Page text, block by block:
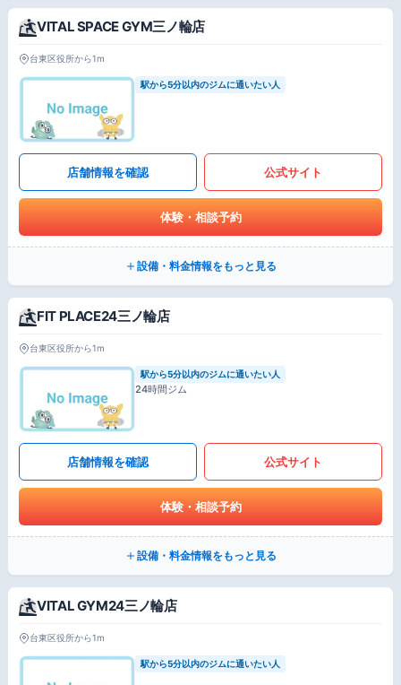
VITAL SPACE GYM三ノ輪店
台東区役所から1m
駅から5分以内のジムに通いたい人
店舗情報を確認 公式サイト
体験・相談予約
設備・料金情報をもっと見る
FIT PLACE24三ノ輪店
台東区役所から1m
駅から5分以内のジムに通いたい人
24時間ジム
店舗情報を確認 公式サイト
体験・相談予約
設備・料金情報をもっと見る
VITAL GYM24三ノ輪店
台東区役所から1m
駅から5分以内のジムに通いたい人